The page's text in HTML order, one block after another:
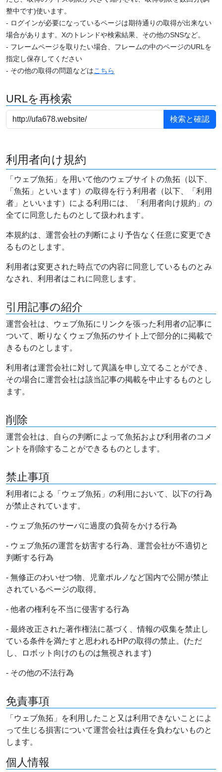
整中です)使います。
- ログインが必要になっているページは期待通りの取得が出来ない
場合があります。Xのトレンドや検索結果、その他のSNSなど。
- フレームページを取りたい場合、フレームの中のページのURLを
指定し保存してください
- その他の取得の問題などはこちら
URLを再検索
利用者向け規約
「ウェブ魚拓」を用いて他のウェブサイトの魚拓（以下、
「魚拓」といいます）の取得を行う利用者（以下、「利用
者」といいます）による利用には、「利用者向け規約」の
全てに同意したものとして扱われます。
本規約は、運営会社の判断により予告なく任意に変更でき
るものとします。
利用者は変更された時点での内容に同意しているものとみ
なされ、利用者はこれに同意します。
引用記事の紹介
運営会社は、ウェブ魚拓にリンクを張った利用者の記事に
ついて、断りなくウェブ魚拓のサイト上で部分的に掲載で
きるものとします。
利用者は運営会社に対して異議を申し立てることができ、
その場合に運営会社は該当記事の掲載を中止するものとし
ます。
削除
運営会社は、自らの判断によって魚拓および利用者のコメ
ントを削除することができるものとします。
禁止事項
利用者による「ウェブ魚拓」の利用において、以下の行為
が禁止されています。
- ウェブ魚拓のサーバに過度の負荷をかける行為
- ウェブ魚拓の運営を妨害する行為、運営会社が不適切と
判断する行為
- 無修正のわいせつ物、児童ポルノなど国内で公開が禁止
されているページの取得。
- 他者の権利を不当に侵害する行為
- 最終改正された著作権法に基づく、情報の収集を禁止し
ている条件を満たすと思われるHPの取得の禁止。(ただ
し、ロボット向けのものは無視されます)
- その他の不法行為
免責事項
「ウェブ魚拓」を利用したこと又は利用できないことによ
って生じる損害について運営会社は責任を負わないものと
します。
個人情報